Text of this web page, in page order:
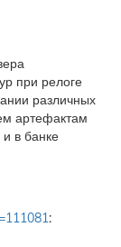
при релоге
различных
артефактам
в банке
: